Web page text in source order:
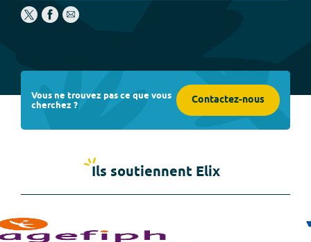
Vous ne trouvez pas ce que vous
cherchez ? Contactez-nous
Ils soutiennent Elix